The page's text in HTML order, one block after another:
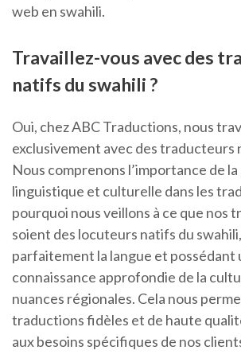
web en swahili.
Travaillez-vous avec des
natifs du swahili ?
Oui, chez ABC Traductions, nous
exclusivement avec des traducteurs
Nous comprenons l’importance de
linguistique et culturelle dans les
pourquoi nous veillons à ce que nos
soient des locuteurs natifs du
parfaitement la langue et possédant
connaissance approfondie de la
nuances régionales. Cela nous
traductions fidèles et de haute
aux besoins spécifiques de nos